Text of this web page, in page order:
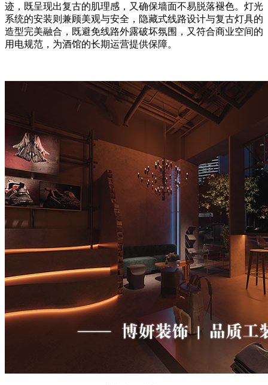
迹，既呈现出复古的肌理感，又确保墙面不易脱落褪色。灯光
系统的安装则兼顾美观与安全，隐藏式线路设计与复古灯具的
造型完美融合，既避免线路外露破坏氛围，又符合商业空间的
用电规范，为酒馆的长期运营提供保障。